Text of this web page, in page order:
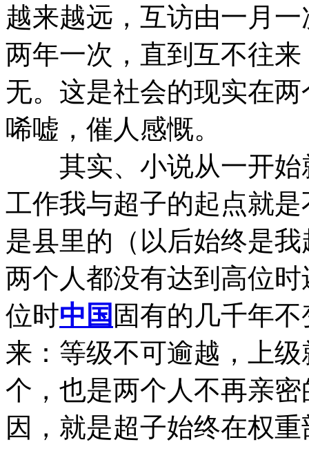
越来越远，互访由一月
两年一次，直到互不往
无。这是社会的现实在
唏嘘，催人感慨。
其实、小说从一开始
工作我与超子的起点就
是县里的（以后始终是
两个人都没有达到高位
位时中国 固有的几千年
来：等级不可逾越，上
个，也是两个人不再亲
因，就是超子始终在权